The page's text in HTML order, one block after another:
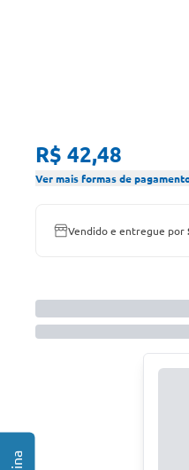
R$ 42,48
Ver mais formas de
Vendido e entregue por